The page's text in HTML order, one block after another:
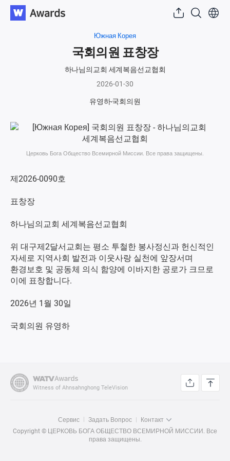
Южная Корея
국회의원 표창장
하나님의교회 세계복음선교협회
2026-01-30
유영하국회의원
Церковь Бога Общество Всемирной Миссии. Все права защищены.
제2026-0090호
표창장
하나님의교회 세계복음선교협회
위 대구제2달서교회는 평소 투철한 봉사정신과 헌신적인
자세로 지역사회 발전과 이웃사랑 실천에 앞장서며
환경보호 및 공동체 의식 함양에 이바지한 공로가 크므로
이에 표창합니다.
2026년 1월 30일
국회의원 유영하
Witness of Ahnsahnghong TeleVision
Сервис Задать Вопрос
Контакт
Copyright © ЦЕРКОВЬ БОГА ОБЩЕСТВО ВСЕМИРНОЙ МИССИИ. Все
права защищены.